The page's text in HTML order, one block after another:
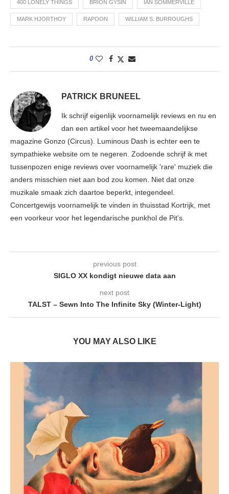
400 LONELY THINGS BRION GYSIN IAN SOMMERVILLE
MARK HJORTHOY RAPOON WILLIAM S. BURROUGHS
0
PATRICK BRUNEEL
Ik schrijf eigenlijk voornamelijk reviews en nu en
dan een artikel voor het tweemaandelijkse
magazine Gonzo (Circus). Luminous Dash is echter een te
sympathieke website om te negeren. Zodoende schrijf ik met
tussenpozen enige reviews over voornamelijk 'rare' muziek die
anders misschien niet aan bod zou komen. Niet dat onze
muzikale smaak zich daartoe beperkt, integendeel.
Concertgewijs voornamelijk te vinden in thuisstad Kortrijk, met
een voorkeur voor het legendarische punkhol de Pit's.
previous post
SIGLO XX kondigt nieuwe data aan
next post
TALST – Sewn Into The Infinite Sky (Winter-Light)
YOU MAY ALSO LIKE